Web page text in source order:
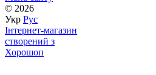
© 2026
Укр Рус
Інтернет-магазин
створений з
Хорошоп